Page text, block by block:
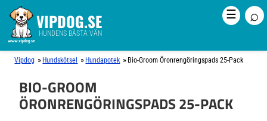
VIPDOG.SE
HUNDENS BÄSTA VÄN
☰ ⌕
Vipdog » Hundskötsel » Hundapotek » Bio-Groom Öronrengöringspads 25-Pack
BIO-GROOM
ÖRONRENGÖRINGSPADS 25-PACK